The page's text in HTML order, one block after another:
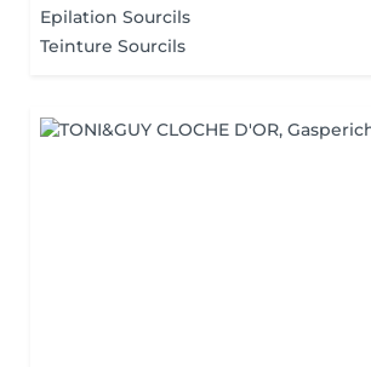
Epilation Sourcils
Teinture Sourcils